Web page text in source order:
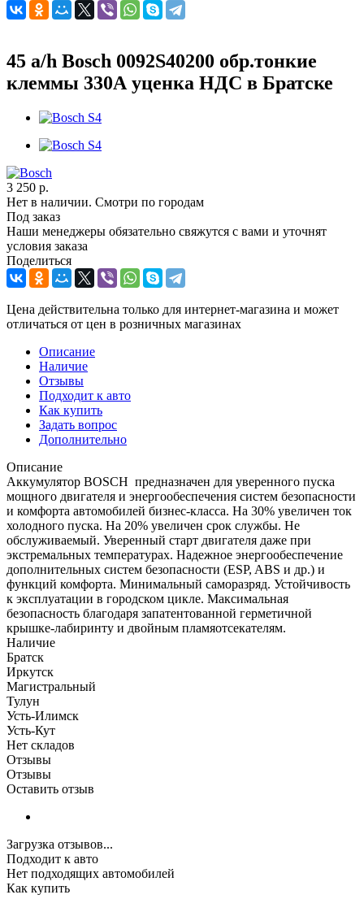
45 a/h Bosch 0092S40200 обр.тонкие
клеммы 330А уценка НДС в Братске
3 250 р.
Нет в наличии. Смотри по городам
Под заказ
Наши менеджеры обязательно свяжутся с вами и уточнят
условия заказа
Поделиться
Цена действительна только для интернет-магазина и может
отличаться от цен в розничных магазинах
Описание
Наличие
Отзывы
Подходит к авто
Как купить
Задать вопрос
Дополнительно
Описание
Аккумулятор BOSCH предназначен для уверенного пуска
мощного двигателя и энергообеспечения систем безопасности
и комфорта автомобилей бизнес-класса. На 30% увеличен ток
холодного пуска. На 20% увеличен срок службы. Не
обслуживаемый. Уверенный старт двигателя даже при
экстремальных температурах. Надежное энергообеспечение
дополнительных систем безопасности (ESP, ABS и др.) и
функций комфорта. Минимальный саморазряд. Устойчивость
к эксплуатации в городском цикле. Максимальная
безопасность благодаря запатентованной герметичной
крышке-лабиринту и двойным пламяотсекателям.
Наличие
Братск
Иркутск
Магистральный
Тулун
Усть-Илимск
Усть-Кут
Нет складов
Отзывы
Отзывы
Оставить отзыв
Загрузка отзывов...
Подходит к авто
Нет подходящих автомобилей
Как купить